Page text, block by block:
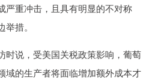
严重冲击，且具有明显的不对称
措。
时说，受美国关税政策影响，葡萄
域的生产者将面临增加额外成本才